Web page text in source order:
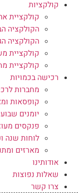
קולקציות
קולקציית
הקולקציה
הקולקציה
קולקציית
קולקציית
רכישה בכמויות
מחברות
קופסאות
יומנים
פנקסים
לוחות שנה
מארזים
אודותינו
שאלות נפוצות
צרו קשר